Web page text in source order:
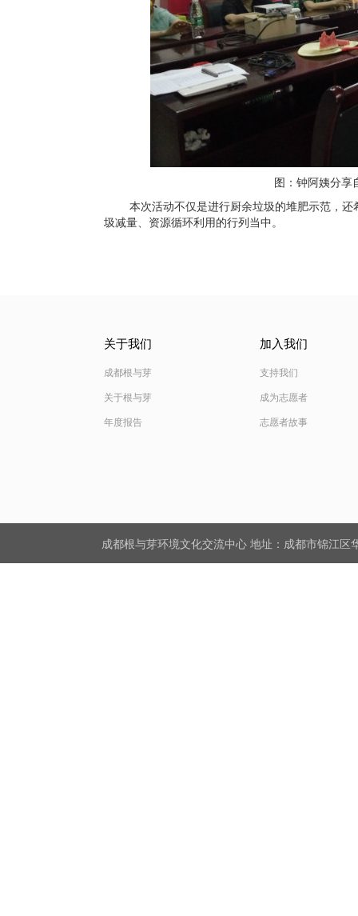
图：钟阿姨分享
本次活动不仅是进行厨余垃圾的堆肥示范，
圾减量、资源循环利用的行列当中。
关于我们 加入我们
成都根与芽
关于根与芽
年度报告
支持我们
成为志愿者
志愿者故事
成都根与芽环境文化交流中心 地址：成都市锦江